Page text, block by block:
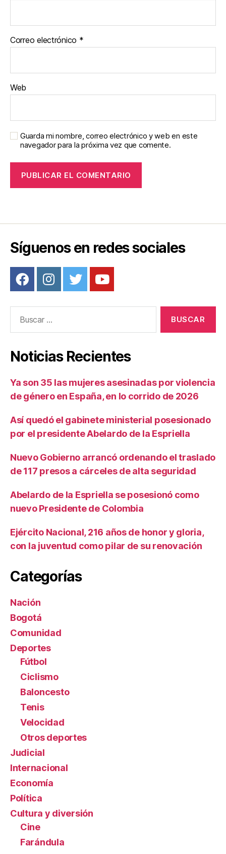
Correo electrónico *
Web
Guarda mi nombre, correo electrónico y web en este
navegador para la próxima vez que comente.
Síguenos en redes sociales
Noticias Recientes
Ya son 35 las mujeres asesinadas por violencia
de género en España, en lo corrido de 2026
Así quedó el gabinete ministerial posesionado
por el presidente Abelardo de la Espriella
Nuevo Gobierno arrancó ordenando el traslado
de 117 presos a cárceles de alta seguridad
Abelardo de la Espriella se posesionó como
nuevo Presidente de Colombia
Ejército Nacional, 216 años de honor y gloria,
con la juventud como pilar de su renovación
Categorías
Nación
Bogotá
Comunidad
Deportes
Fútbol
Ciclismo
Baloncesto
Tenis
Velocidad
Otros deportes
Judicial
Internacional
Economía
Política
Cultura y diversión
Cine
Farándula